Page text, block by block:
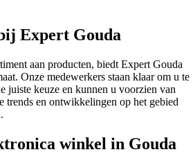
Expert Gouda
aan producten, biedt Expert Gouda
Onze medewerkers staan klaar om u te
juiste keuze en kunnen u voorzien van
trends en ontwikkelingen op het gebied
winkel in Gouda